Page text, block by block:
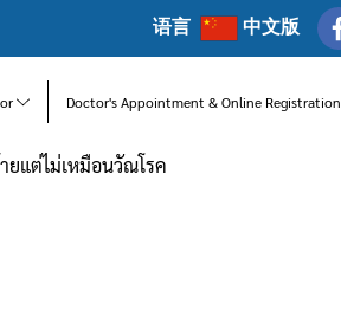
语言 中文版
Doctor's Appointment & Online Registration
ยแต่ไม่เหมือนวัณโรค